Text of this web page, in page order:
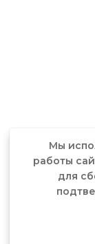
Мы
работы
для